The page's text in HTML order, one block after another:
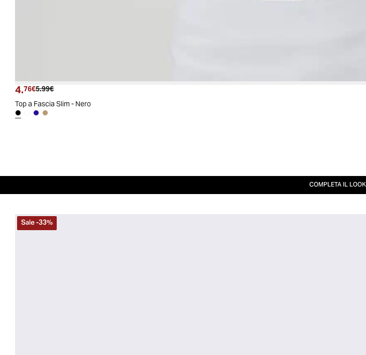
Prezzo attuale
4.76€ Prezzo originale
5.99€
Top a Fascia Slim - Nero
COMPLETA IL LOOK
Sale-33%